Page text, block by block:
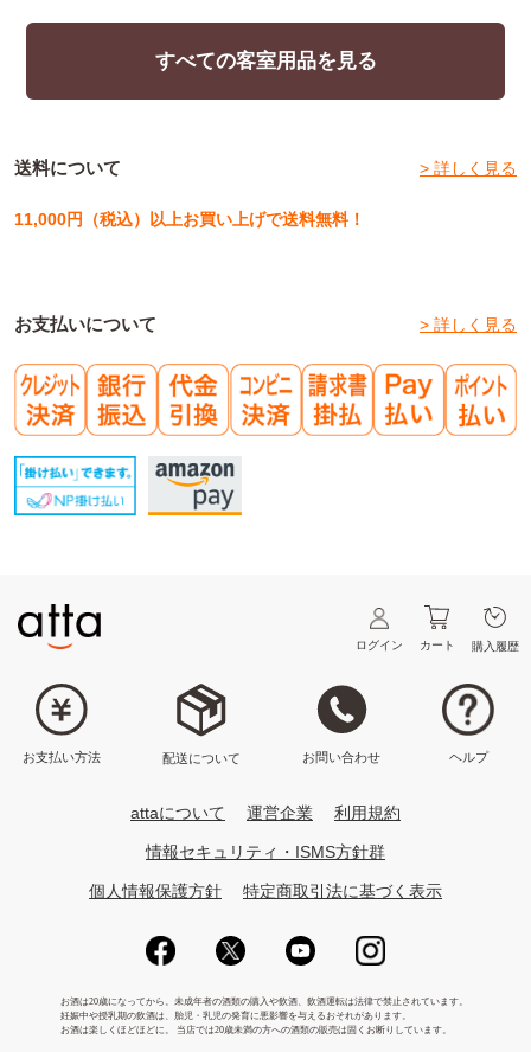
すべての客室用品を見る
送料について > 詳しく見る
11,000円（税込）以上お買い上げで送料無料！
お支払いについて > 詳しく見る
ログイン カート 購入履歴
お支払い方法 配送について お問い合わせ ヘルプ
attaについて 運営企業 利用規約
情報セキュリティ・ISMS方針群
個人情報保護方針 特定商取引法に基づく表示